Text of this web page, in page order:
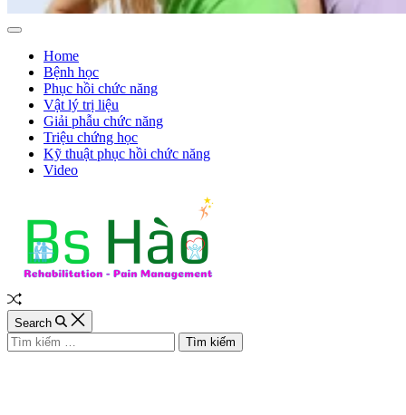
Off
CanvasHome
Bệnh học
Phục hồi chức năng
Vật lý trị liệu
Giải phẫu chức năng
Triệu chứng học
Kỹ thuật phục hồi chức năng
Video
Random
Article
Search
Tìm
kiếm